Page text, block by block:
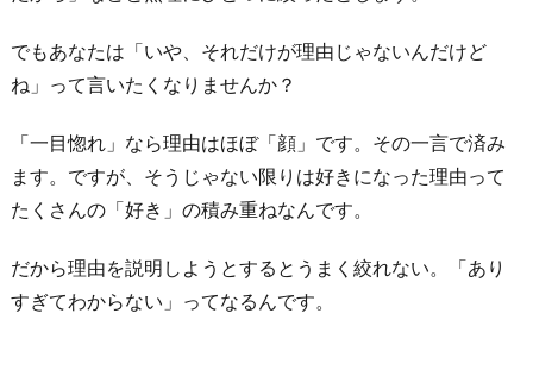
き
に
な
た
由
に
でもあなたは「いや、それだけが理由じゃないんだけど
ね」って言いたくなりませんか？
「一目惚れ」なら理由はほぼ「顔」です。その一言で済み
ます。ですが、そうじゃない限りは好きになった理由って
たくさんの「好き」の積み重ねなんです。
だから理由を説明しようとするとうまく絞れない。「あり
すぎてわからない」ってなるんです。